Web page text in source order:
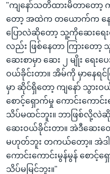
"ကျနော်သတိထားမိတာတော့
တော့ အထဲက တယောက်က နေ
ပြောလဲဆိုတော့ သူ့ကိုဆေးရေ
လည်း ဖြစ်နေတာ ကြားတေ
ဆေးစာမှာ ဆေး ၂ မျိုး ရ
ဝယ်ခိုင်းတာ။ အိမ်ကို မှာနေရင်
မှာ ဆိုင်ရှိတော့ ကျနော် သွာ
စောင့်ရှောက်မှု ကောင်းကော
သိပ်မထင်ဘူး။ ဘာဖြစ်လို့လဲဆို
ဆေးဝယ်ခိုင်းတာ။ အဲဒီဆေ
မဟုတ်ဘူး တကယ်တော့။ အဲဒါကို
ကောင်းကောင်းမွန်မွန် စော
သိပ်မမြင်ဘူး။"